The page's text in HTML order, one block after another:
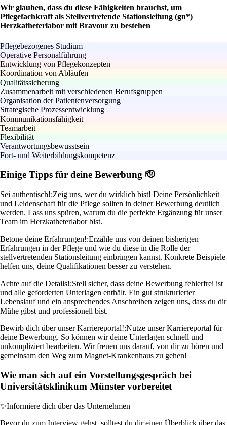
Wir glauben, dass du diese Fähigkeiten brauchst, um
Pflegefachkraft als Stellvertretende Stationsleitung (gn*)
Herzkatheterlabor mit Bravour zu bestehen
Pflegebezogenes Studium
Operative Personalführung
Entwicklung von Pflegekonzepten
Koordination von Abläufen
Qualitätssicherung
Zusammenarbeit mit verschiedenen Berufsgruppen
Organisation der Patientenversorgung
Strategische Prozessentwicklung
Kommunikationsfähigkeit
Teamarbeit
Flexibilität
Verantwortungsbewusstsein
Fort- und Weiterbildungskompetenz
Einige Tipps für deine Bewerbung 🫡
Sei authentisch!:Zeig uns, wer du wirklich bist! Deine Persönlichkeit
und Leidenschaft für die Pflege sollten in deiner Bewerbung deutlich
werden. Lass uns spüren, warum du die perfekte Ergänzung für unser
Team im Herzkatheterlabor bist.
Betone deine Erfahrungen!:Erzähle uns von deinen bisherigen
Erfahrungen in der Pflege und wie du diese in die Rolle der
stellvertretenden Stationsleitung einbringen kannst. Konkrete Beispiele
helfen uns, deine Qualifikationen besser zu verstehen.
Achte auf die Details!:Stell sicher, dass deine Bewerbung fehlerfrei ist
und alle geforderten Unterlagen enthält. Ein gut strukturierter
Lebenslauf und ein ansprechendes Anschreiben zeigen uns, dass du dir
Mühe gibst und professionell bist.
Bewirb dich über unser Karriereportal!:Nutze unser Karriereportal für
deine Bewerbung. So können wir deine Unterlagen schnell und
unkompliziert bearbeiten. Wir freuen uns darauf, von dir zu hören und
gemeinsam den Weg zum Magnet-Krankenhaus zu gehen!
Wie man sich auf ein Vorstellungsgespräch bei
Universitätsklinikum Münster vorbereitet
✨Informiere dich über das Unternehmen
Bevor du zum Interview gehst, solltest du dir einen Überblick über das